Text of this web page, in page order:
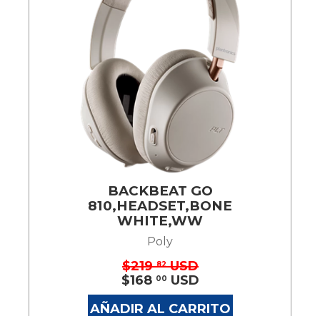
BACKBEAT GO
810,HEADSET,BONE
WHITE,WW
Poly
$21982USD
$168 00 USD
AÑADIR AL CARRITO